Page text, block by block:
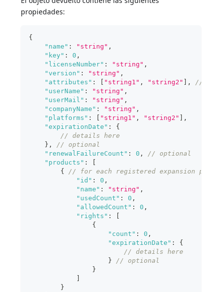
propiedades:
{
"name" : "string" ,
"key" : 0 ,
"licenseNumber" : "string" ,
"version" : "string" ,
"attributes" : "string1" , "string2" ,
//
"userName" : "string" ,
"userMail" : "string" ,
"companyName" : "string" ,
"platforms" : "string1" , "string2"
,
"expirationDate" :
{
// details here
} ,
// optional
"renewalFailureCount" : 0 ,
// optional
"products" :
{
// for each registered expansion
"id" : 0 ,
"name" : "string" ,
"usedCount" : 0 ,
"allowedCount" : 0 ,
"rights" :
{
"count" : 0 ,
"expirationDate" :
{
// details here
}
// optional
}
}